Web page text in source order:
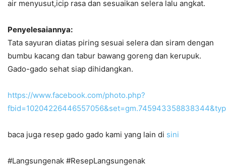
air menyusut,icip rasa dan sesuaikan selera lalu angkat.
Penyelesaiannya:
Tata sayuran diatas piring sesuai selera dan siram dengan
bumbu kacang dan tabur bawang goreng dan kerupuk.
Gado-gado sehat siap dihidangkan.
https://www.facebook.com/photo.php?
baca juga resep gado gado kami yang lain di sini
#Langsungenak #ResepLangsungenak